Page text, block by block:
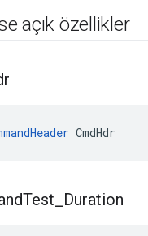
açık özellikler
CmdHdr
Test Duration